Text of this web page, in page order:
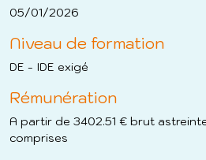
05/01/2026
Niveau de formation
DE - IDE exigé
Rémunération
A partir de 3402.51 € brut
comprises